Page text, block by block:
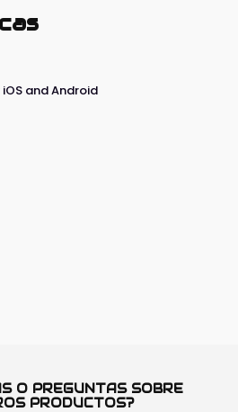
and Android
O PREGUNTAS SOBRE
PRODUCTOS?